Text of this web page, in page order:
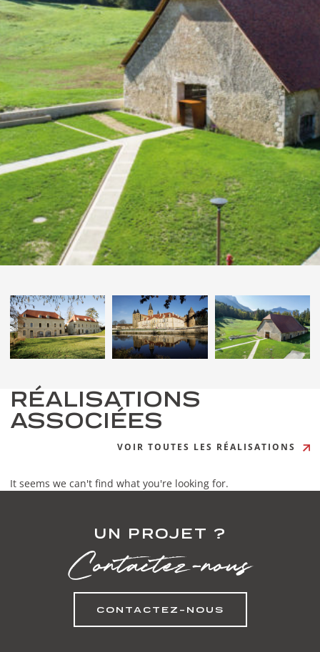
RÉALISATIONS
ASSOCIÉES
VOIR TOUTES LES RÉALISATIONS
It seems we can't find what you're looking for.
UN PROJET ?
Contactez-nous
CONTACTEZ-NOUS